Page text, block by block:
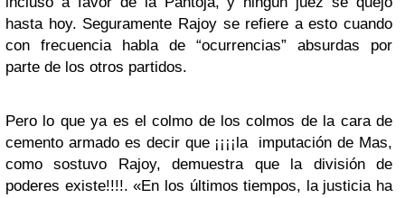
hasta hoy. Seguramente Rajoy se refiere a esto cuando
con frecuencia habla de “ocurrencias” absurdas por
parte de los otros partidos.
Pero lo que ya es el colmo de los colmos de la cara de
cemento armado es decir que ¡¡¡¡la imputación de Mas,
como sostuvo Rajoy, demuestra que la división de
poderes existe!!!!. «En los últimos tiempos, la justicia ha